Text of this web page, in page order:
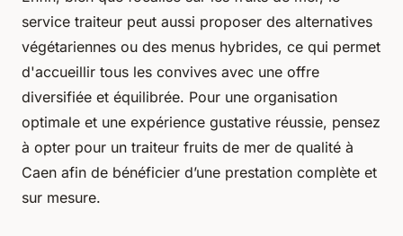
service traiteur peut aussi proposer des alternatives
végétariennes ou des menus hybrides, ce qui permet
d'accueillir tous les convives avec une offre
diversifiée et équilibrée. Pour une organisation
optimale et une expérience gustative réussie, pensez
à opter pour un traiteur fruits de mer de qualité à
Caen afin de bénéficier d’une prestation complète et
sur mesure.